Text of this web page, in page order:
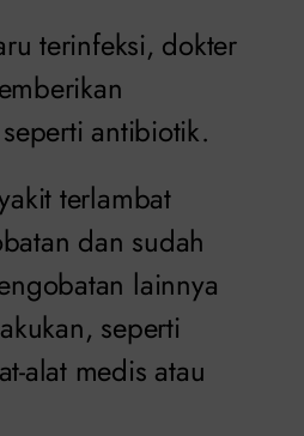
terinfeksi, dokter
antibiotik.
terlambat
dan sudah
lainnya
seperti
alat medis atau